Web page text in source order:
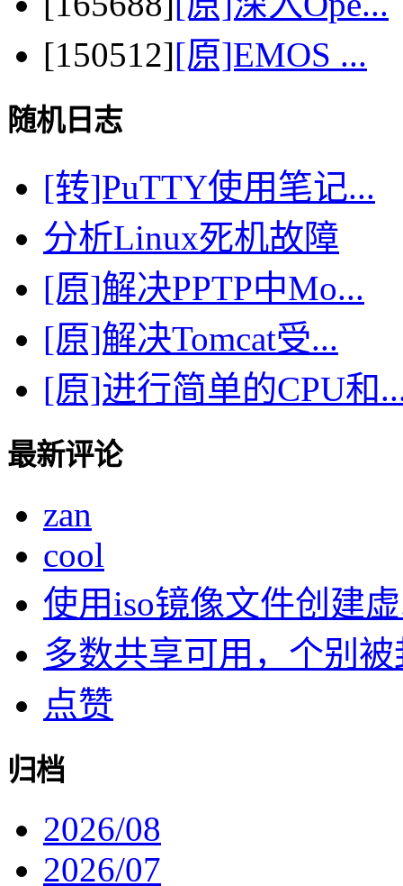
[150512][原]EMOS ...
随机日志
[转]PuTTY使用笔记...
分析Linux死机故障
[原]解决PPTP中Mo...
[原]解决Tomcat受...
[原]进行简单的CPU和
最新评论
zan
cool
使用iso镜像文件创建
多数共享可用，个别被
点赞
归档
2026/08
2026/07